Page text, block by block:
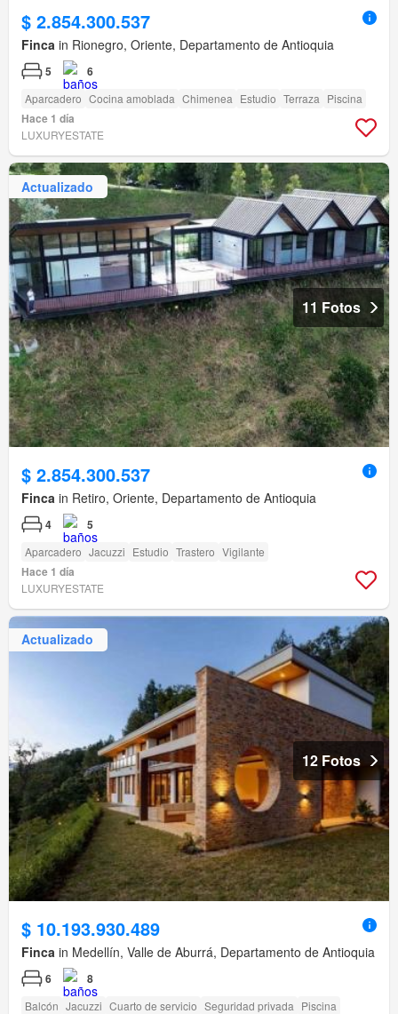
$ 2.854.300.537
Finca in Rionegro, Oriente, Departamento de Antioquia
5 6
Aparcadero Cocina amoblada Chimenea Estudio Terraza Piscina
Hace 1 día
LUXURYESTATE
Actualizado
11 Fotos
$ 2.854.300.537
Finca in Retiro, Oriente, Departamento de Antioquia
4 5
Aparcadero Jacuzzi Estudio Trastero Vigilante
Hace 1 día
LUXURYESTATE
Actualizado
12 Fotos
$ 10.193.930.489
Finca in Medellín, Valle de Aburrá, Departamento de Antioquia
6 8
Balcón Jacuzzi Cuarto de servicio Seguridad privada Piscina